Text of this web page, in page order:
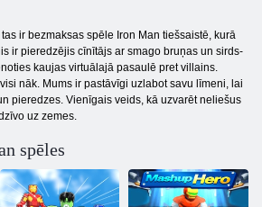
ir bezmaksas spēle Iron Man tiešsaistē, kurā
ir pieredzējis cīnītājs ar smago bruņas un sirds-
kaujas virtuālajā pasaulē pret villains.
nāk. Mums ir pastāvīgi uzlabot savu līmeni, lai
pieredzes. Vienīgais veids, kā uzvarēt neliešus
uz zemes.
spēles